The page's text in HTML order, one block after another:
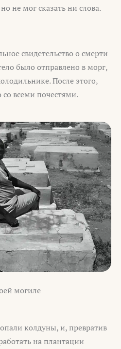
не мог сказать ни слова.
свидетельство о смерти
было отправлено в морг,
После этого,
всеми почестями.
могиле
колдуны, и, превратив
на плантации